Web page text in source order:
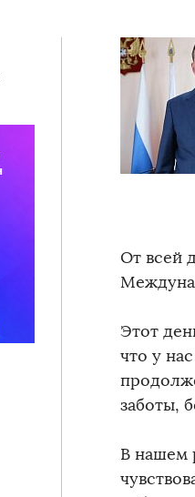
От всей
Этот
что у
заботы,
В нашем